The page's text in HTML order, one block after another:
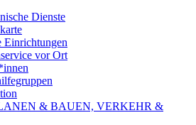
Dienste
Einrichtungen
vor Ort
& BAUEN, VERKEHR &